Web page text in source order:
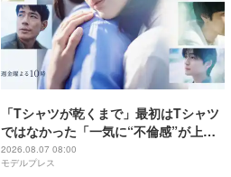
「Tシャツが乾くまで」最初はTシャツ
ではなかった「一気に“不倫感”が上が
りませんか？」タイトル決定の裏側＆
物語に仕掛けたユニークな視点【脚本
2026.08.07 08:00
モデルプレス